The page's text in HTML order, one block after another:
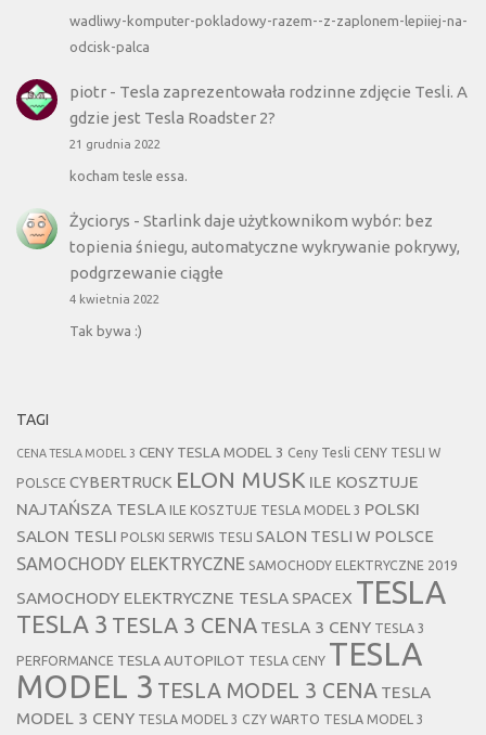
wadliwy-komputer-pokladowy-razem--z-zaplonem-lepiiej-na-
odcisk-palca
piotr- Tesla zaprezentowała rodzinne zdjęcie Tesli. A
gdzie jest Tesla Roadster 2?
21 grudnia 2022
kocham tesle essa.
Życiorys - Starlink daje użytkownikom wybór: bez
topienia śniegu, automatyczne wykrywanie pokrywy,
podgrzewanie ciągłe
4 kwietnia 2022
Tak bywa :)
TAGI
CENA TESLA MODEL 3 CENY TESLA MODEL 3 Ceny Tesli CENY TESLI W
POLSCE CYBERTRUCK ELON MUSK ILE KOSZTUJE
NAJTAŃSZA TESLA
ILE KOSZTUJE TESLA MODEL 3 POLSKI
SALON TESLI POLSKI SERWIS TESLI SALON TESLI W POLSCE
SAMOCHODY ELEKTRYCZNE SAMOCHODY ELEKTRYCZNE 2019
SAMOCHODY ELEKTRYCZNE TESLA SPACEX TESLA
TESLA 3 TESLA 3 CENA TESLA 3 CENY TESLA 3
PERFORMANCE TESLA AUTOPILOT TESLA CENY TESLA
MODEL 3 TESLA MODEL 3 CENA TESLA
MODEL 3 CENY TESLA MODEL 3 CZY WARTO TESLA MODEL 3